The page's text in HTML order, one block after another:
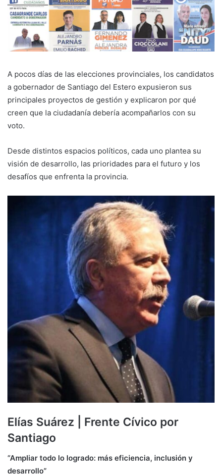
A pocos días de las elecciones provinciales, los candidatos
a gobernador de Santiago del Estero expusieron sus
principales proyectos de gestión y explicaron por qué
creen que la ciudadanía debería acompañarlos con su
voto.
Desde distintos espacios políticos, cada uno plantea su
visión de desarrollo, las prioridades para el futuro y los
desafíos que enfrenta la provincia.
Elías Suárez | Frente Cívico por
Santiago
“Ampliar todo lo logrado: más eficiencia, inclusión y
desarrollo”